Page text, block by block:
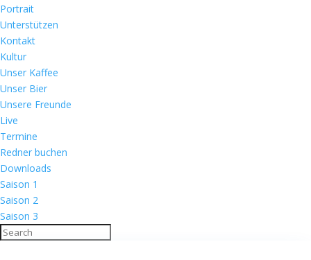
Portrait
Unterstützen
Kontakt
Kultur
Unser Kaffee
Unser Bier
Unsere Freunde
Live
Termine
Redner buchen
Downloads
Saison 1
Saison 2
Saison 3